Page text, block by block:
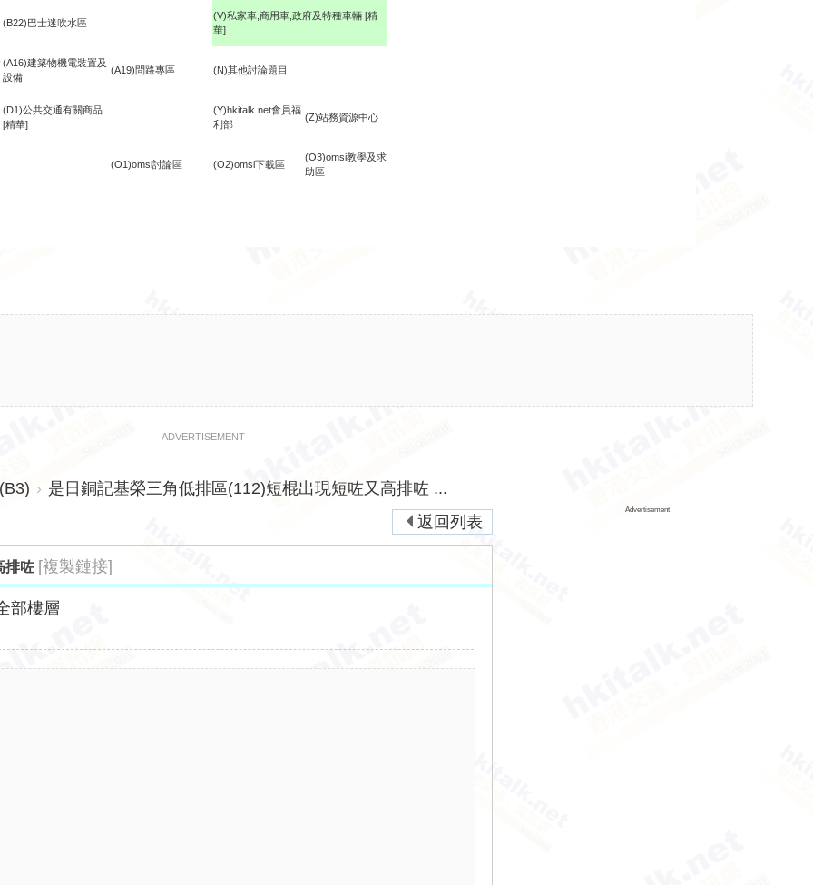
(B22)巴士迷吹水區
(V)私家車,商用車,政府及特種車輛 [精
華]
(A16)建築物機電裝置及
設備
(A19)問路專區 (N)其他討論題目
(D1)公共交通有關商品
[精華]
(Y)hkitalk.net會員福
利部
(Z)站務資源中心
(O1)omsi討論區 (O2)omsi下載區
(O3)omsi教學及求
助區
ADVERTISEMENT
› 是日銅記基榮三角低排區(112)短棍出現短咗又高排咗 ...
返回列表
排咗 [複製鏈接]
部樓層
Advertisement